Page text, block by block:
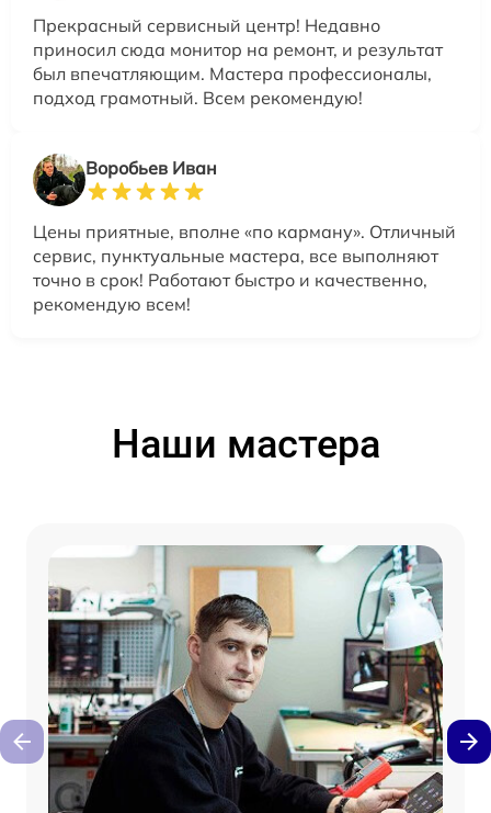
Прекрасный сервисный центр! Недавно
приносил сюда монитор на ремонт, и результат
был впечатляющим. Мастера профессионалы,
подход грамотный. Всем рекомендую!
Воробьев Иван
Цены приятные, вполне «по карману». Отличный
сервис, пунктуальные мастера, все выполняют
точно в срок! Работают быстро и качественно,
рекомендую всем!
Наши мастера